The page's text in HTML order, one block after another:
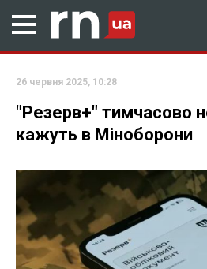
26 червня 2025, 10:28
"Резерв+" тимчасово
кажуть в Міноборони